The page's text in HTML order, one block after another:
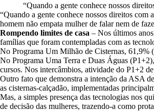
“Quando a gente conhece nossos
“Quando a gente conhece nossos direitos
homem não empata mulher de falar nem de
Rompendo limites de casa – Nos últimos
famílias que foram contempladas com as
No Programa Um Milhão de Cisternas, 61,9%
No Programa Uma Terra e Duas Águas
cursos. Nos intercâmbios, atividade do P1+2
Outro fato que demonstra a intenção da ASA
as cisternas-calçadão, implementadas
Mas, a simples presença das tecnologias nos
de decisão das mulheres, trazendo-a como